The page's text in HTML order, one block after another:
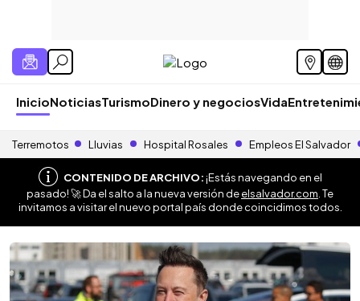
InicioNoticiasTurismoDinero y negociosVida
Terremotos Lluvias Hospital Rosales Empleos El Salvador
CONTENIDO DE ARCHIVO:¡Estás navegando en el
pasado! 🚀 Da el salto a la nueva versión deelsalvador.com . Te
invitamos a visitar el nuevo portal país donde coincidimos todos.